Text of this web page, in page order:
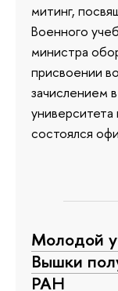
митинг,
Военного
министра
присвоении
зачислением
состоялся
Молодой
Вышки
РАН